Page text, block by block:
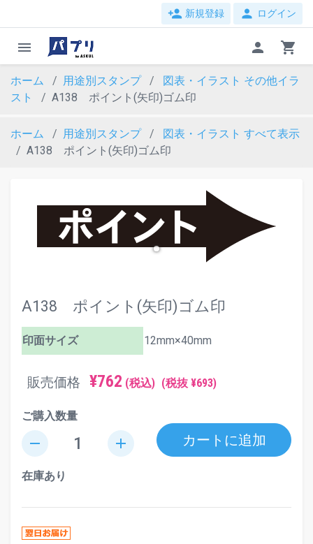
person_add 新規登録 person ログイン
menu person shopping_cart
ホーム 用途別スタンプ 図表・イラスト その他イラ
スト
A138 ポイント(矢印)ゴム印
ホーム 用途別スタンプ 図表・イラスト すべて表示
A138 ポイント(矢印)ゴム印
A138 ポイント(矢印)ゴム印
印面サイズ 12mm×40mm
販売価格 ¥762 (税込) (税抜 ¥693)
ご購入数量
remove add カートに追加
在庫あり